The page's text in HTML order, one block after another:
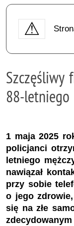
Szczęśliwy
88-letniego
1 maja 2025
policjanci
letniego
nawiązał
przy sobie
o jego
się na złe